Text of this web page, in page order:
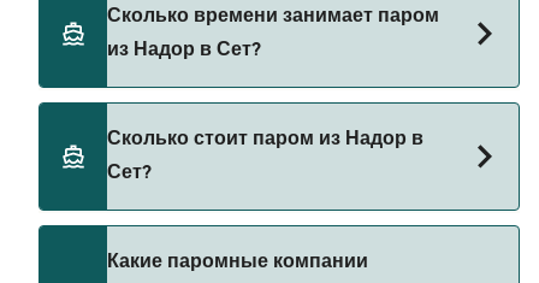
Сколько времени занимает паром
из Надор в Сет?
составляет примерно 41 ч 15 мин. Длительность
и оператора, поэтому рекомендуется проверить
Сколько стоит паром из Надор в
Сет?
Какие паромные компании